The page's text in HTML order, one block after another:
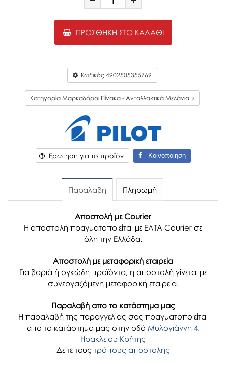
Minus Plus
ΠΡΟΣΘΉΚΗ ΣΤΟ ΚΑΛΆΘΙ
Κωδικός 4902505355769
Κατηγορία Μαρκαδόροι Πίνακα - Ανταλλακτικά Μελάνια
Ερώτηση για το προϊόν Κοινοποίηση
Παραλαβή Πληρωμή
Αποστολή με Courier
Η αποστολή πραγματοποιείται με ΕΛΤΑ Courier σε
όλη την Ελλάδα.
Αποστολή με μεταφορική εταιρεία
Για βαριά ή ογκώδη προϊόντα, η αποστολή γίνεται με
συνεργαζόμενη μεταφορική εταιρεία.
Παραλαβή απο το κατάστημα μας
H παραλαβή της παραγγελίας σας πραγματοποιείται
απο το κατάστημα μας στην οδό Μυλογιάννη 4,
Ηρακλείου Κρήτης
Δείτε τους τρόπους αποστολής